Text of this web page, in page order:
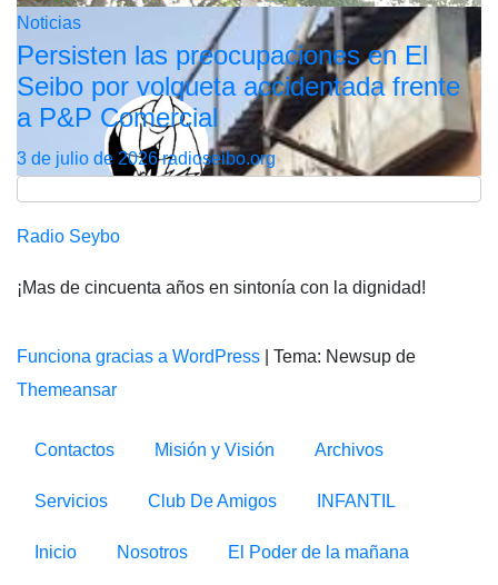
Noticias
Persisten las preocupaciones en El
Seibo por volqueta accidentada frente
a P&P Comercial
3 de julio de 2026radioseibo.org
Radio Seybo
¡Mas de cincuenta años en sintonía con la dignidad!
Funciona gracias a WordPress
Tema: Newsup de
Themeansar
Contactos Misión y Visión Archivos
Servicios Club De Amigos INFANTIL
Inicio Nosotros El Poder de la mañana